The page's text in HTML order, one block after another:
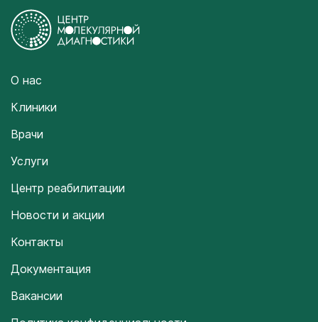
О нас
Клиники
Врачи
Услуги
Центр реабилитации
Новости и акции
Контакты
Документация
Вакансии